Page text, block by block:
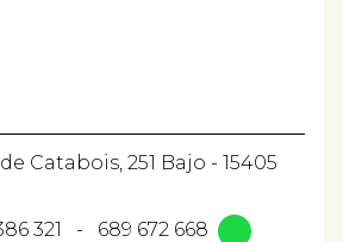
Catabois, 251 Bajo - 15405
321 -
689 672 668